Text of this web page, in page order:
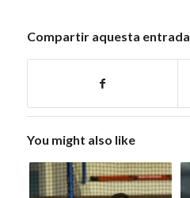
Compartir aquesta entrada
You might also like